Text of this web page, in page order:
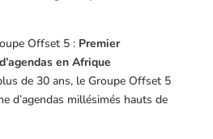
Offset 5 : Premier
en Afrique
de 30 ans, le Groupe Offset 5
d’agendas millésimés hauts de